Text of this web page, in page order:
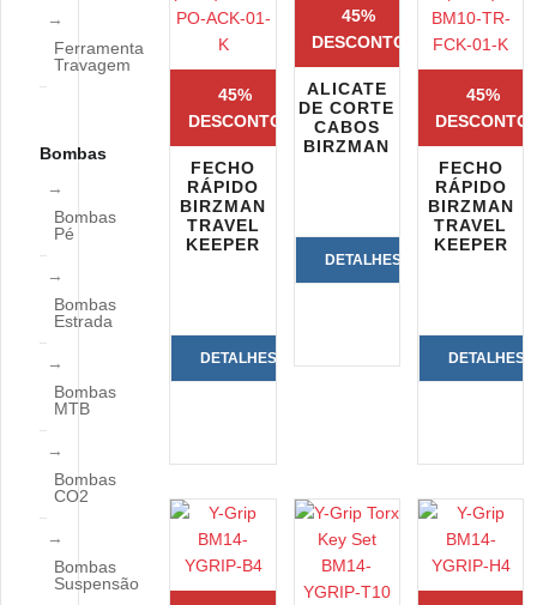
45%
DESCONTO
FECHO
RÁPIDO
BIRZMAN
TRAVEL
KEEPER
DETALHES
45%
DESCONTO
ALICATE
DE CORTE
CABOS
BIRZMAN
DETALHES
45%
DESCONTO
FECHO
RÁPIDO
BIRZMAN
TRAVEL
KEEPER
DETALHES
Ferramenta
Travagem
Bombas
Bombas
Pé
Bombas
Estrada
Bombas
MTB
Bombas
CO2
Bombas
Suspensão